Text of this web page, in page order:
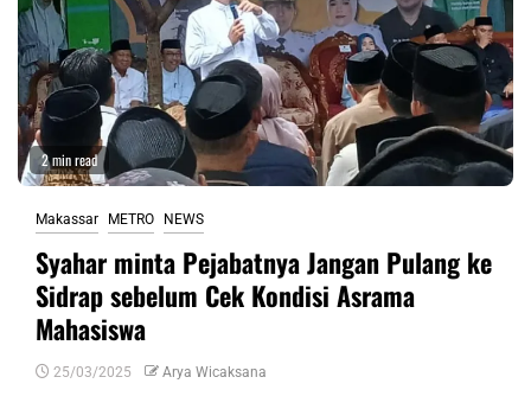
2 min read
Makassar METRO NEWS
Syahar minta Pejabatnya Jangan Pulang ke
Sidrap sebelum Cek Kondisi Asrama
Mahasiswa
25/03/2025 Arya Wicaksana